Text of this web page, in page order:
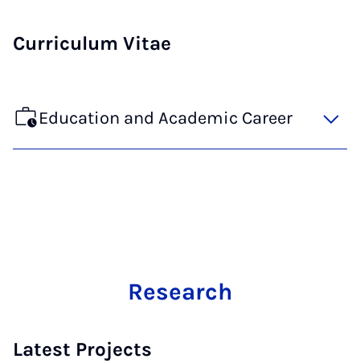
Curriculum Vitae
Education and Academic Career
Research
Latest Projects